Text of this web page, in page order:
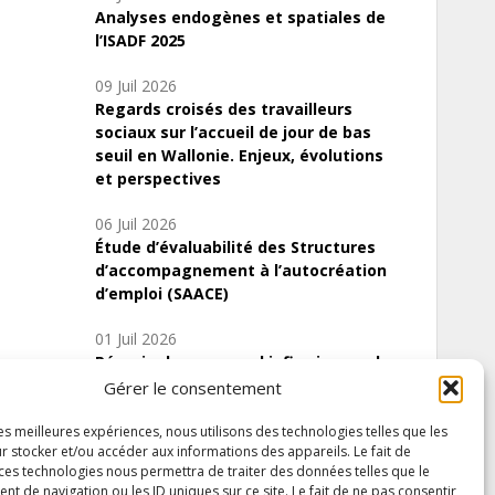
Gérer le consentement
meilleures expériences, nous utilisons des technologies telles que les
stocker et/ou accéder aux informations des appareils. Le fait de
technologies nous permettra de traiter des données telles que le
de navigation ou les ID uniques sur ce site. Le fait de ne pas consentir
Analyses endogènes et spatiales de
l’ISADF 2025
09 Juil 2026
Regards croisés des travailleurs
sociaux sur l’accueil de jour de bas
seuil en Wallonie. Enjeux, évolutions
et perspectives
06 Juil 2026
Étude d’évaluabilité des Structures
d’accompagnement à l’autocréation
d’emploi (SAACE)
01 Juil 2026
Pénurie du personnel infirmier :quels
indicateurs d’offre de soins pour